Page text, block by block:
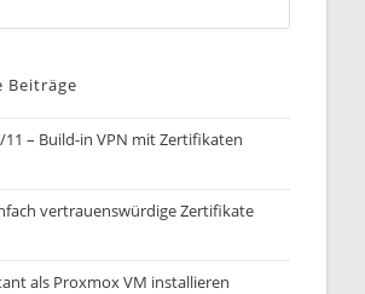
Beiträge
– Build-in VPN mit Zertifikaten
vertrauenswürdige Zertifikate
als Proxmox VM installieren